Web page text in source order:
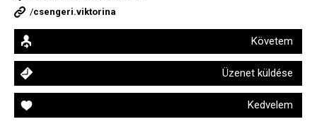
/csengeri.viktorina
Követem
Üzenet küldése
Kedvelem